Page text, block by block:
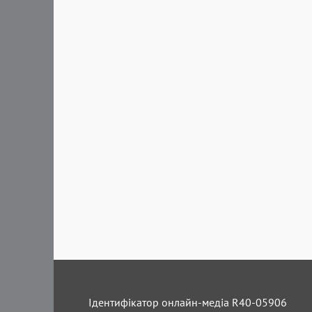
Ідентифікатор онлайн-медіа R40-05906